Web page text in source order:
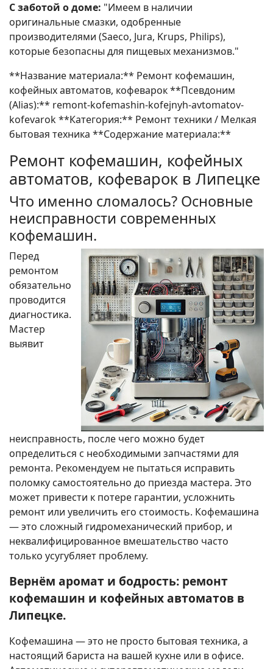
С заботой о доме: "Имеем в наличии
оригинальные смазки, одобренные
производителями (Saeco, Jura, Krups, Philips),
которые безопасны для пищевых механизмов."
**Название материала:** Ремонт кофемашин,
кофейных автоматов, кофеварок **Псевдоним
(Alias):** remont-kofemashin-kofejnyh-avtomatov-
kofevarok **Категория:** Ремонт техники / Мелкая
бытовая техника **Содержание материала:**
Ремонт кофемашин, кофейных
автоматов, кофеварок в Липецке
Что именно сломалось? Основные
неисправности современных
кофемашин.
Перед
ремонтом
обязательно
проводится
диагностика.
Мастер
выявит
неисправность, после чего можно будет
определиться с необходимыми запчастями для
ремонта. Рекомендуем не пытаться исправить
поломку самостоятельно до приезда мастера. Это
может привести к потере гарантии, усложнить
ремонт или увеличить его стоимость. Кофемашина
— это сложный гидромеханический прибор, и
неквалифицированное вмешательство часто
только усугубляет проблему.
Вернём аромат и бодрость: ремонт
кофемашин и кофейных автоматов в
Липецке.
Кофемашина — это не просто бытовая техника, а
настоящий бариста на вашей кухне или в офисе.